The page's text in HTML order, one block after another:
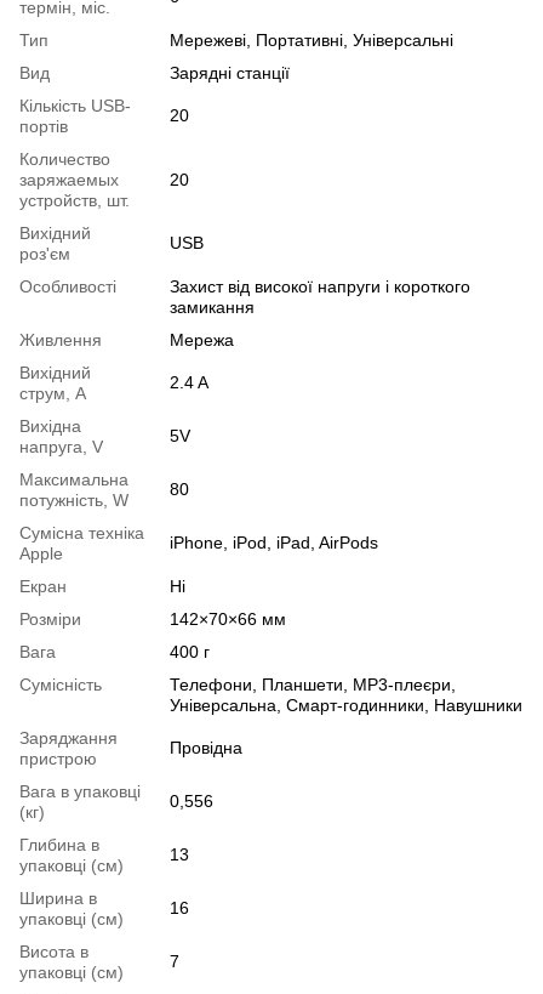
термін, міс.
Тип
Мережеві, Портативні, Універсальні
Вид
Зарядні станції
Кількість USB-
портів
20
Количество
заряжаемых
устройств, шт.
20
Вихідний
роз'єм
USB
Особливості
Захист від високої напруги і короткого
замикання
Живлення
Мережа
Вихідний
струм, А
2.4 A
Вихідна
напруга, V
5V
Максимальна
потужність, W
80
Сумісна техніка
Apple
iPhone, iPod, iPad, AirPods
Екран
Ні
Розміри
142×70×66 мм
Вага
400 г
Сумісність
Телефони, Планшети, MP3-плеєри,
Універсальна, Смарт-годинники, Навушники
Заряджання
пристрою
Провідна
Вага в упаковці
(кг)
0,556
Глибина в
упаковці (см)
13
Ширина в
упаковці (см)
16
Висота в
упаковці (см)
7